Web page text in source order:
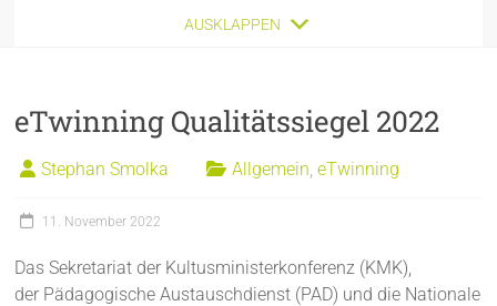
AUSKLAPPEN
eTwinning Qualitätssiegel 2022
Stephan Smolka Allgemein,eTwinning
11. November 2022
Das Sekretariat der Kultusministerkonferenz (KMK),
der Pädagogische Austauschdienst (PAD) und die Nationale